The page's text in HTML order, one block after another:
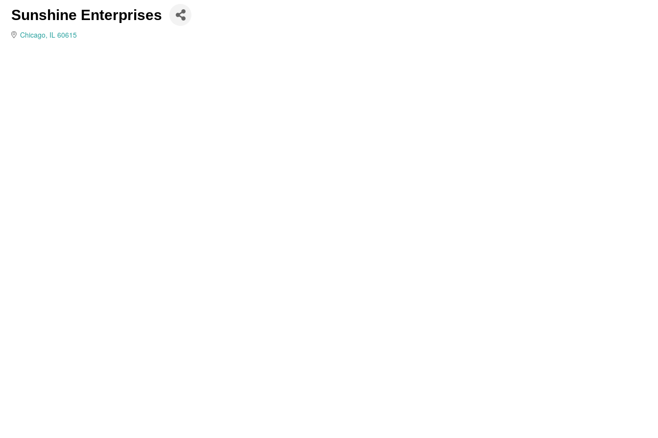
Sunshine Enterprises
Chicago IL 60615